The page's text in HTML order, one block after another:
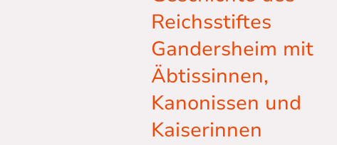
Reichsstiftes
Gandersheim mit
Äbtissinnen,
Kanonissen und
Kaiserinnen